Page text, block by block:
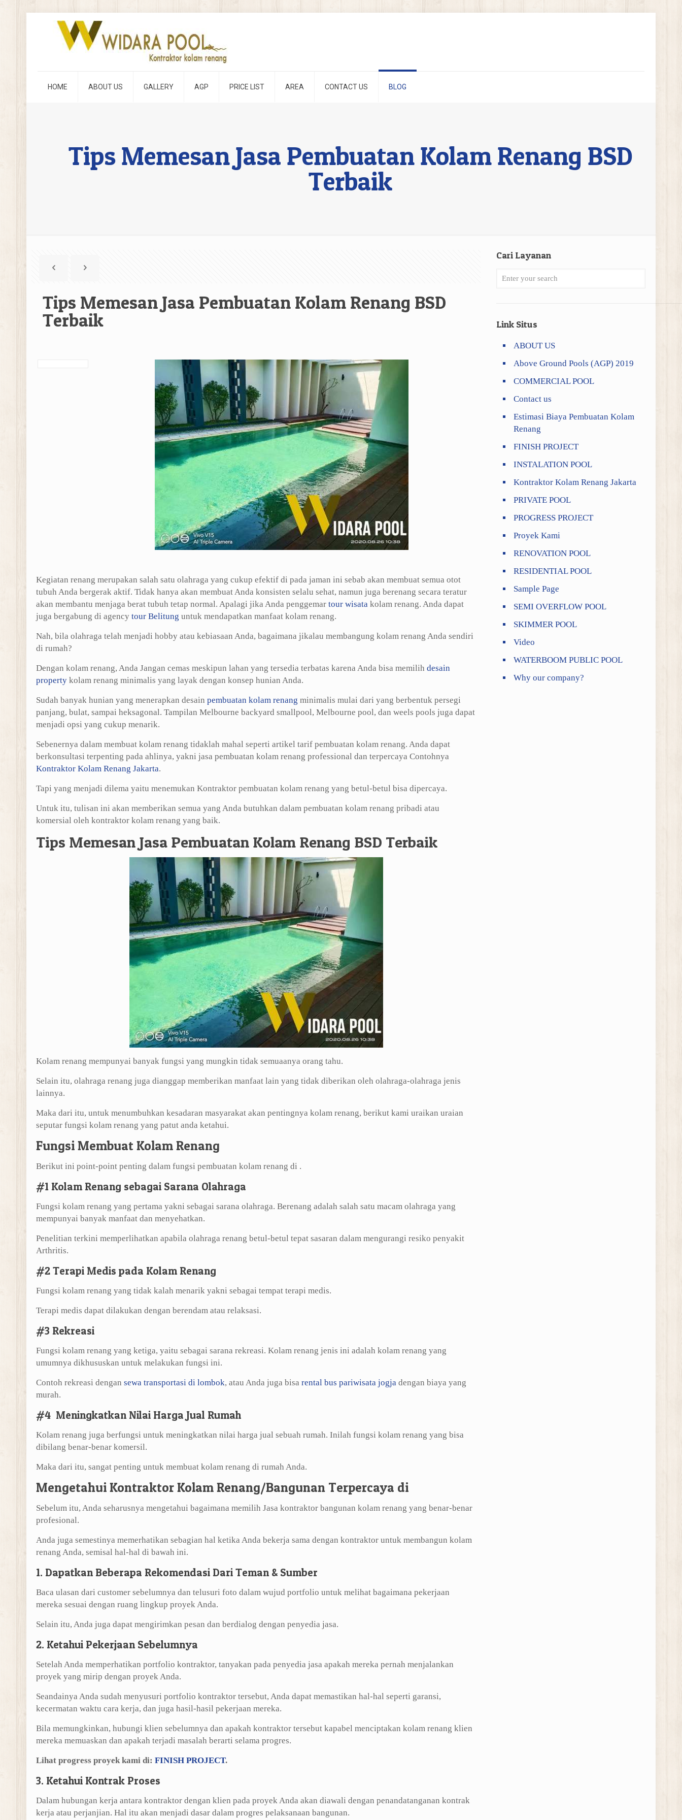
HOME ABOUT US GALLERY AGP PRICE LIST AREA CONTACT US BLOG
Tips Memesan Jasa Pembuatan Kolam Renang BSD
Terbaik
Tips Memesan Jasa Pembuatan Kolam Renang BSD
Terbaik
Kegiatan renang merupakan salah satu olahraga yang cukup efektif di pada jaman ini sebab akan membuat semua otot
tubuh Anda bergerak aktif. Tidak hanya akan membuat Anda konsisten selalu sehat, namun juga berenang secara teratur
akan membantu menjaga berat tubuh tetap normal. Apalagi jika Anda penggemar tour wisatakolam renang. Anda dapat
juga bergabung di agency tour Belitung untuk mendapatkan manfaat kolam renang.
Nah, bila olahraga telah menjadi hobby atau kebiasaan Anda, bagaimana jikalau membangung kolam renang Anda sendiri
di rumah?
Dengan kolam renang, Anda Jangan cemas meskipun lahan yang tersedia terbatas karena Anda bisa memilih desain
propertykolam renang minimalis yang layak dengan konsep hunian Anda.
Sudah banyak hunian yang menerapkan desain pembuatan kolam renang minimalis mulai dari yang berbentuk persegi
panjang, bulat, sampai heksagonal. Tampilan Melbourne backyard smallpool, Melbourne pool, dan weels pools juga dapat
menjadi opsi yang cukup menarik.
Sebenernya dalam membuat kolam renang tidaklah mahal seperti artikel tarif pembuatan kolam renang. Anda dapat
berkonsultasi terpenting pada ahlinya, yakni jasa pembuatan kolam renang professional dan terpercaya Contohnya
Kontraktor Kolam Renang Jakarta.
Tapi yang menjadi dilema yaitu menemukan Kontraktor pembuatan kolam renang yang betul-betul bisa dipercaya.
Untuk itu, tulisan ini akan memberikan semua yang Anda butuhkan dalam pembuatan kolam renang pribadi atau
komersial oleh kontraktor kolam renang yang baik.
Tips Memesan Jasa Pembuatan Kolam Renang BSD Terbaik
Kolam renang mempunyai banyak fungsi yang mungkin tidak semuaanya orang tahu.
Selain itu, olahraga renang juga dianggap memberikan manfaat lain yang tidak diberikan oleh olahraga-olahraga jenis
lainnya.
Maka dari itu, untuk menumbuhkan kesadaran masyarakat akan pentingnya kolam renang, berikut kami uraikan uraian
seputar fungsi kolam renang yang patut anda ketahui.
Fungsi Membuat Kolam Renang
Berikut ini point-point penting dalam fungsi pembuatan kolam renang di .
#1 Kolam Renang sebagai Sarana Olahraga
Fungsi kolam renang yang pertama yakni sebagai sarana olahraga. Berenang adalah salah satu macam olahraga yang
mempunyai banyak manfaat dan menyehatkan.
Penelitian terkini memperlihatkan apabila olahraga renang betul-betul tepat sasaran dalam mengurangi resiko penyakit
Arthritis.
#2 Terapi Medis pada Kolam Renang
Fungsi kolam renang yang tidak kalah menarik yakni sebagai tempat terapi medis.
Terapi medis dapat dilakukan dengan berendam atau relaksasi.
#3 Rekreasi
Fungsi kolam renang yang ketiga, yaitu sebagai sarana rekreasi. Kolam renang jenis ini adalah kolam renang yang
umumnya dikhususkan untuk melakukan fungsi ini.
Contoh rekreasi dengan sewa transportasi di lombok, atau Anda juga bisa rental bus pariwisata jogjadengan biaya yang
murah.
#4 Meningkatkan Nilai Harga Jual Rumah
Kolam renang juga berfungsi untuk meningkatkan nilai harga jual sebuah rumah. Inilah fungsi kolam renang yang bisa
dibilang benar-benar komersil.
Maka dari itu, sangat penting untuk membuat kolam renang di rumah Anda.
Mengetahui Kontraktor Kolam Renang/Bangunan Terpercaya di
Sebelum itu, Anda seharusnya mengetahui bagaimana memilih Jasa kontraktor bangunan kolam renang yang benar-benar
profesional.
Anda juga semestinya memerhatikan sebagian hal ketika Anda bekerja sama dengan kontraktor untuk membangun kolam
renang Anda, semisal hal-hal di bawah ini.
1. Dapatkan Beberapa Rekomendasi Dari Teman & Sumber
Baca ulasan dari customer sebelumnya dan telusuri foto dalam wujud portfolio untuk melihat bagaimana pekerjaan
mereka sesuai dengan ruang lingkup proyek Anda.
Selain itu, Anda juga dapat mengirimkan pesan dan berdialog dengan penyedia jasa.
2. Ketahui Pekerjaan Sebelumnya
Setelah Anda memperhatikan portfolio kontraktor, tanyakan pada penyedia jasa apakah mereka pernah menjalankan
proyek yang mirip dengan proyek Anda.
Seandainya Anda sudah menyusuri portfolio kontraktor tersebut, Anda dapat memastikan hal-hal seperti garansi,
kecermatan waktu cara kerja, dan juga hasil-hasil pekerjaan mereka.
Bila memungkinkan, hubungi klien sebelumnya dan apakah kontraktor tersebut kapabel menciptakan kolam renang klien
mereka memuaskan dan apakah terjadi masalah berarti selama progres.
Lihat progress proyek kami di: FINISH PROJECT.
3. Ketahui Kontrak Proses
Dalam hubungan kerja antara kontraktor dengan klien pada proyek Anda akan diawali dengan penandatanganan kontrak
kerja atau perjanjian. Hal itu akan menjadi dasar dalam progres pelaksanaan bangunan.
Cari Layanan
Link Situs
ABOUT US
Above Ground Pools (AGP) 2019
COMMERCIAL POOL
Contact us
Estimasi Biaya Pembuatan Kolam
Renang
FINISH PROJECT
INSTALATION POOL
Kontraktor Kolam Renang Jakarta
PRIVATE POOL
PROGRESS PROJECT
Proyek Kami
RENOVATION POOL
RESIDENTIAL POOL
Sample Page
SEMI OVERFLOW POOL
SKIMMER POOL
Video
WATERBOOM PUBLIC POOL
Why our company?